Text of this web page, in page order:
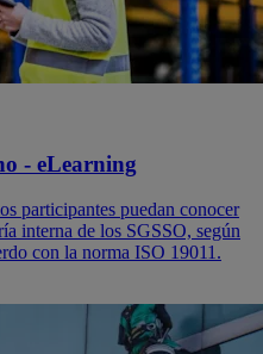
- eLearning
participantes puedan conocer
interna de los SGSSO, según
con la norma ISO 19011.